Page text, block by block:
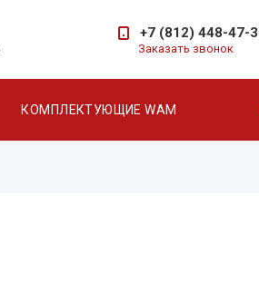
+7 (812) 448-47-
Заказать звонок
КОМПЛЕКТУЮЩИЕ WAM